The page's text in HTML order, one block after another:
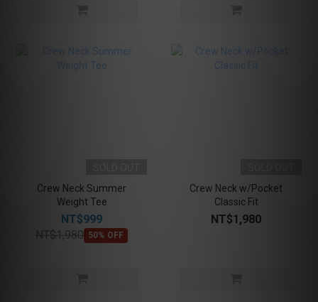
Crew Neck Summer
Weight Tee
NT$999
NT$1,980 50% OFF
Crew Neck w/Pocket
Classic Fit
NT$1,980